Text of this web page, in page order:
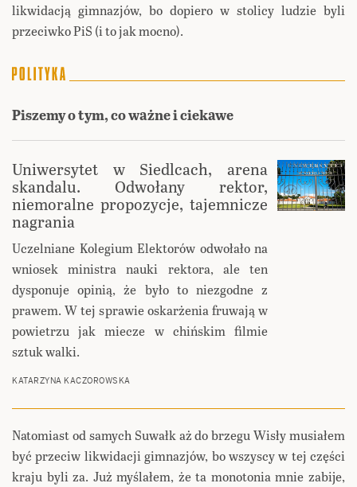
likwidacją gimnazjów, bo dopiero w stolicy ludzie byli
przeciwko PiS (i to jak mocno).
Piszemy o tym, co ważne i ciekawe
Uniwersytet w Siedlcach, arena
skandalu. Odwołany rektor,
niemoralne propozycje, tajemnicze
nagrania
Uczelniane Kolegium Elektorów odwołało na
wniosek ministra nauki rektora, ale ten
dysponuje opinią, że było to niezgodne z
prawem. W tej sprawie oskarżenia fruwają w
powietrzu jak miecze w chińskim filmie
sztuk walki.
KATARZYNA KACZOROWSKA
Natomiast od samych Suwałk aż do brzegu Wisły musiałem
być przeciw likwidacji gimnazjów, bo wszyscy w tej części
kraju byli za. Już myślałem, że ta monotonia mnie zabije,